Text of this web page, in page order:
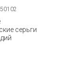
серьги